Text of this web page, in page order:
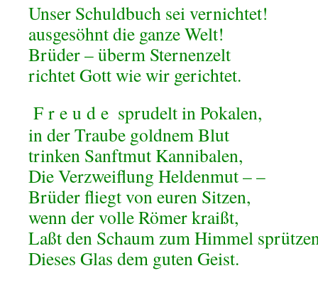
Unser Schuldbuch sei vernichtet!
ausgesöhnt die ganze Welt!
Brüder – überm Sternenzelt
richtet Gott wie wir gerichtet.
F r e u d e sprudelt in Pokalen,
in der Traube goldnem Blut
trinken Sanftmut Kannibalen,
Die Verzweiflung Heldenmut – –
Brüder fliegt von euren Sitzen,
wenn der volle Römer kraißt,
Laßt den Schaum zum Himmel
Dieses Glas dem guten Geist.